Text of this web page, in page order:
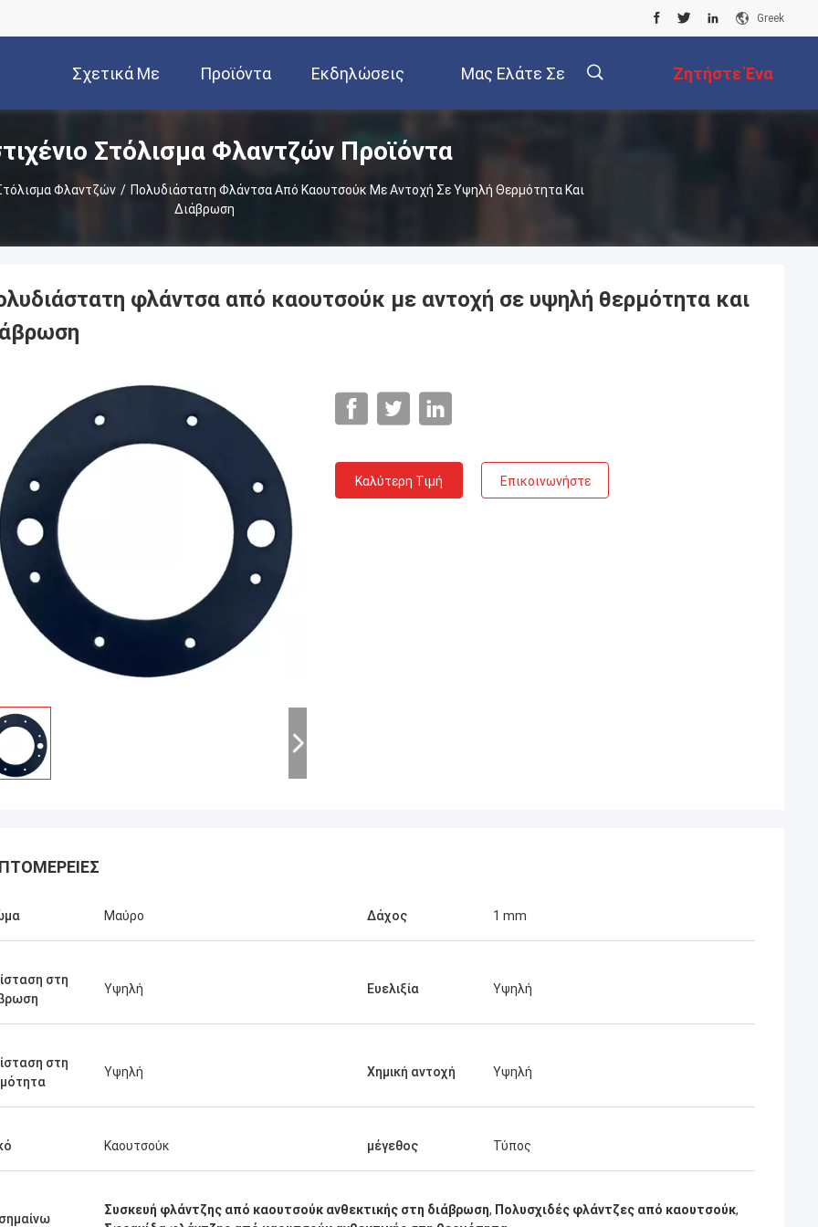
Greek
Σχετικά Με
Εμάς
Προϊόντα Εκδηλώσεις Μας Ελάτε Σε Ζητήστε Ένα
Απόσπασμα
Στόλισμα Φλαντζών Προϊόντα
Φλαντζών / Πολυδιάστατη Φλάντσα Από Καουτσούκ Με Αντοχή Σε Υψηλή Θερμότητα Και
Διάβρωση
Linda.M
το 2020, τα λάστιχα
τους και οι αποσβεστήρες
φλάντσα από καουτσούκ με αντοχή σε υψηλή θερμότητα και
Καλύτερη Τιμή Επικοινωνήστε
Μαύρο Δάχος 1 mm
στη
Υψηλή Ευελιξία Υψηλή
στη
Υψηλή Χημική αντοχή Υψηλή
Καουτσούκ μέγεθος Τύπος
Συσκευή φλάντζης από καουτσούκ ανθεκτικής στη διάβρωση, Πολυσχιδές φλάντζες από καουτσούκ,